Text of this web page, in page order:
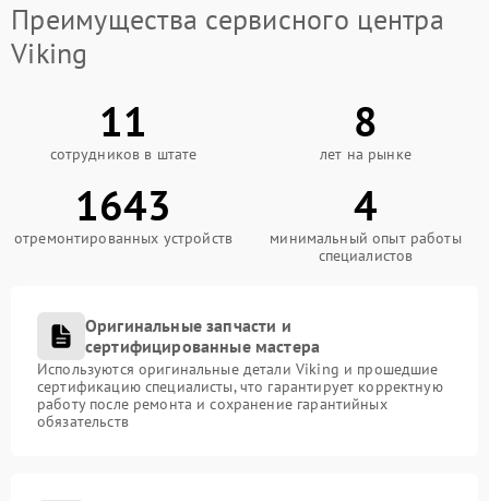
Преимущества сервисного центра
Viking
11
сотрудников в штате
8
лет на рынке
1643
отремонтированных устройств
4
минимальный опыт работы
специалистов
Оригинальные запчасти и
сертифицированные мастера
Используются оригинальные детали Viking и прошедшие
сертификацию специалисты, что гарантирует корректную
работу после ремонта и сохранение гарантийных
обязательств